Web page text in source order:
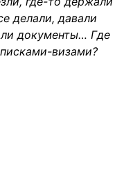
делали, давали
документы… Где
визами?